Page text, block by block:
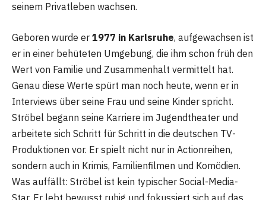
seinem Privatleben wachsen.
Geboren wurde er 1977 in Karlsruhe, aufgewachsen ist
er in einer behüteten Umgebung, die ihm schon früh den
Wert von Familie und Zusammenhalt vermittelt hat.
Genau diese Werte spürt man noch heute, wenn er in
Interviews über seine Frau und seine Kinder spricht.
Ströbel begann seine Karriere im Jugendtheater und
arbeitete sich Schritt für Schritt in die deutschen TV-
Produktionen vor. Er spielt nicht nur in Actionreihen,
sondern auch in Krimis, Familienfilmen und Komödien.
Was auffällt: Ströbel ist kein typischer Social-Media-
Star. Er lebt bewusst ruhig und fokussiert sich auf das